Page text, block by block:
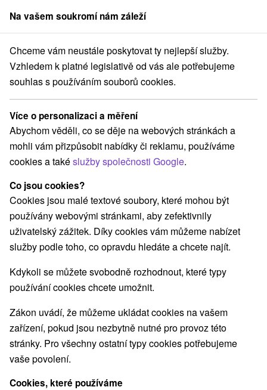
člen skupinySorger
Relaxační pobyty Stredné Slovensko Žilinský kraj Ružomberok
Relaxační pobyty Ružomberok
Kategorie
Všechny kategorie
Pobyty v akci(2)
Víkendové pobyty(2) Pobyty pro seniory
Rodinné pobyty (2)
Vyberte lokalitu nebo termín
Nejprodávanější
VŠECHNY TOP - NEJPRODÁVANĚJŠÍ NEJLEVNĚJŠÍ
Na vašem soukromí nám záleží
Chceme vám neustále poskytovat ty nejlepší služby.
Vzhledem k platné legislativě od vás ale potřebujeme
souhlas s používáním souborů cookies.
Více o personalizaci a měření
Abychom věděli, co se děje na webových stránkách a
mohli vám přizpůsobit nabídky či reklamu, používáme
cookies a takéslužby společnosti Google.
Co jsou cookies?
Cookies jsou malé textové soubory, které mohou být
používány webovými stránkami, aby zefektivnily
uživatelský zážitek. Díky cookies vám můžeme nabízet
služby podle toho, co opravdu hledáte a chcete najít.
Kdykoli se můžete svobodně rozhodnout, které typy
používání cookies chcete umožnit.
Zákon uvádí, že můžeme ukládat cookies na vašem
zařízení, pokud jsou nezbytně nutné pro provoz této
stránky. Pro všechny ostatní typy cookies potřebujeme
vaše povolení.
Cookies, které používáme